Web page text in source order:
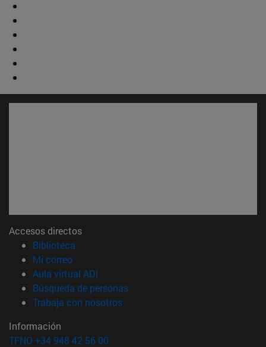
Accesos directos
Biblioteca
Mi correo(abre en nueva ventana)
Aula virtual ADI
Búsqueda de personas(abre en nueva ventana)
Trabaja con nosotros(abre en nueva ventana)
Información
TFNO +34 948 42 56 00